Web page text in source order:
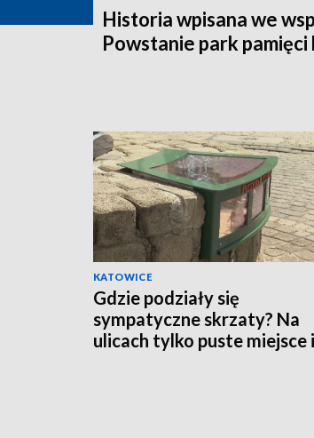
Historia wpisana we
Powstanie park
KATOWICE
Gdzie podziały się
sympatyczne skrzaty? Na
ulicach tylko puste miejsce i